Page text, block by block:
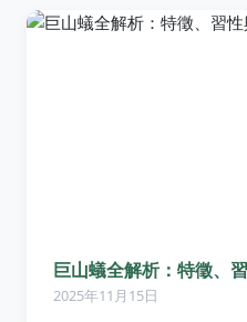
巨山蟻全解析：特徵、
2025年11月15日